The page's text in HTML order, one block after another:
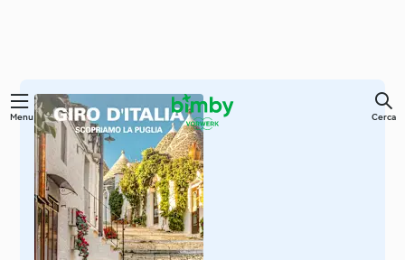
Vai
contenuto
principale
Menu Cerca